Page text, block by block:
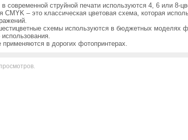
современной струйной печати используются 4, 6 или 8-
CMYK – это классическая цветовая схема, которая
схемы используются в бюджетных моделях
применяются в дорогих фотопринтерах.
просмотров.